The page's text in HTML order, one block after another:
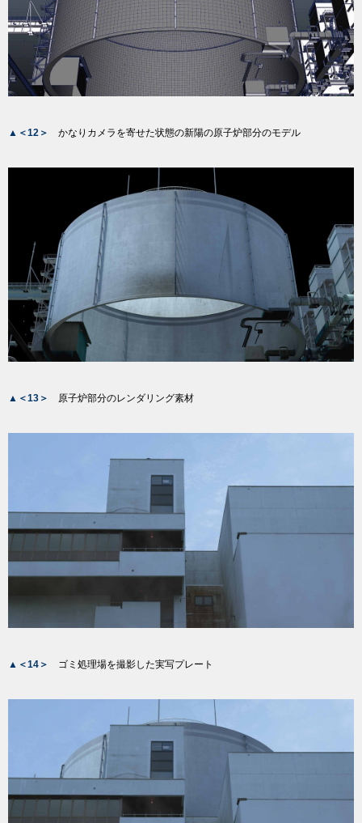
▲＜12＞ かなりカメラを寄せた状態の新陽の原子炉部分のモデル
▲＜13＞ 原子炉部分のレンダリング素材
▲＜14＞ ゴミ処理場を撮影した実写プレート